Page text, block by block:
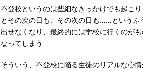
不登校というのは些細なきっかけでも起こ
とその次の日も、その次の日も……というふ
出せなくなり、最終的には学校に行くのが
なってしまう
そういう、不登校に陥る生徒のリアルな心